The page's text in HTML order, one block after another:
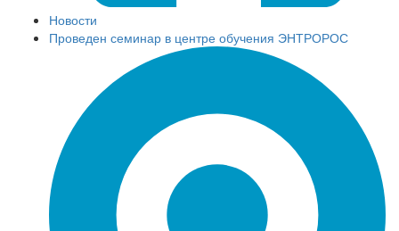
Новости
Проведен семинар в центре обучения ЭНТРОРОС